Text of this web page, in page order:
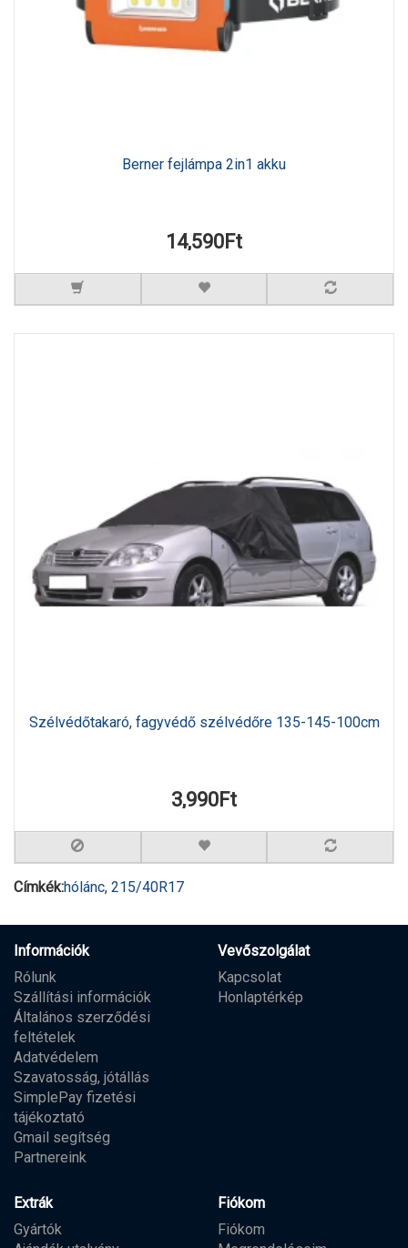
Berner fejlámpa 2in1 akku
14,590Ft
Szélvédőtakaró, fagyvédő szélvédőre 135-145-100cm
3,990Ft
Címkék:hólánc, 215/40R17
Információk
Rólunk
Szállítási információk
Általános szerződési
feltételek
Adatvédelem
Szavatosság, jótállás
SimplePay fizetési
tájékoztató
Gmail segítség
Partnereink
Vevőszolgálat
Kapcsolat
Honlaptérkép
Extrák
Gyártók
Fiókom
Fiókom